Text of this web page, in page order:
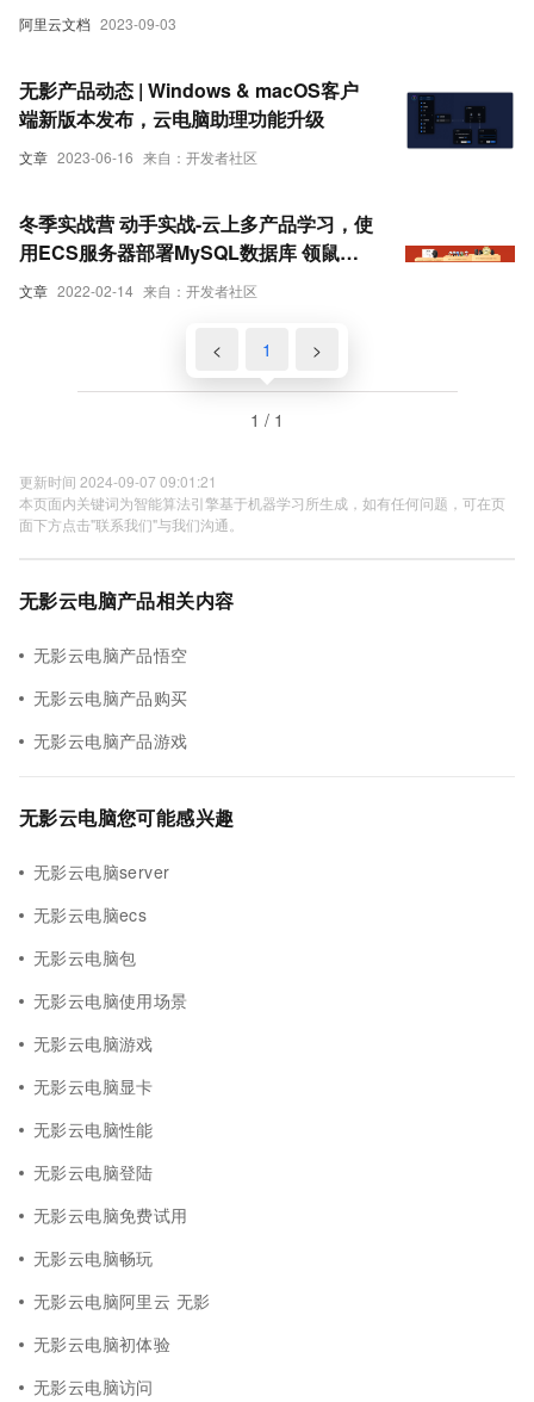
阿里云文档 2023-09-03
文章 2023-06-16 来自：开发者社区
无影产品动态 | Windows & macOS客户
端新版本发布，云电脑助理功能升级
文章 2022-02-14 来自：开发者社区
冬季实战营 动手实战-云上多产品学习，使
用ECS服务器部署MySQL数据库 领鼠标
云小宝 背包 无影
< 1 >
1 / 1
更新时间 2024-09-07 09:01:21
本页面内关键词为智能算法引擎基于机器学习所生成，如有任何问题，可在页
面下方点击"联系我们"与我们沟通。
无影云电脑产品相关内容
无影云电脑产品悟空
无影云电脑产品购买
无影云电脑产品游戏
无影云电脑您可能感兴趣
无影云电脑server
无影云电脑ecs
无影云电脑包
无影云电脑使用场景
无影云电脑游戏
无影云电脑显卡
无影云电脑性能
无影云电脑登陆
无影云电脑免费试用
无影云电脑畅玩
无影云电脑阿里云 无影
无影云电脑初体验
无影云电脑访问